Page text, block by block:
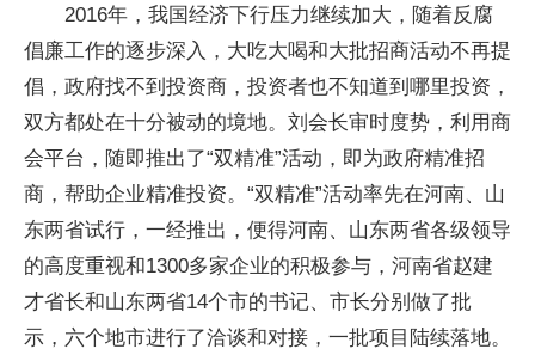
2016年，我国经济下行压力继续加大，随着反腐
倡廉工作的逐步深入，大吃大喝和大批招商活动不再提
倡，政府找不到投资商，投资者也不知道到哪里投资，
双方都处在十分被动的境地。刘会长审时度势，利用商
会平台，随即推出了“双精准”活动，即为政府精准招
商，帮助企业精准投资。“双精准”活动率先在河南、山
东两省试行，一经推出，便得河南、山东两省各级领导
的高度重视和1300多家企业的积极参与，河南省赵建
才省长和山东两省14个市的书记、市长分别做了批
示，六个地市进行了洽谈和对接，一批项目陆续落地。